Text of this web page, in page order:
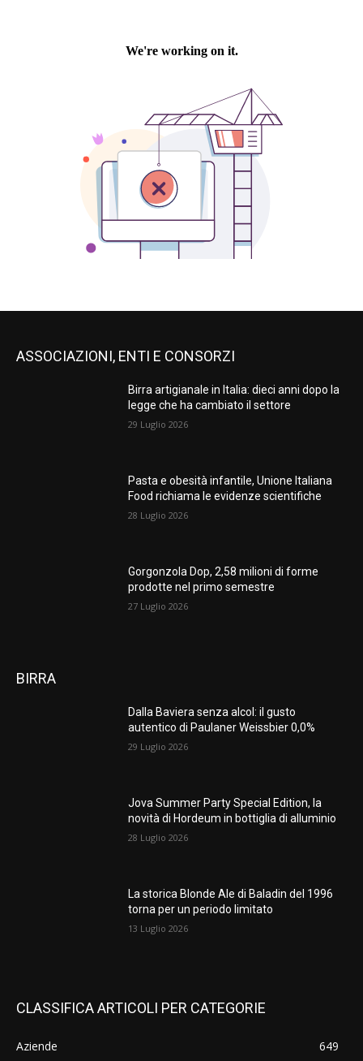
ASSOCIAZIONI, ENTI E CONSORZI
Birra artigianale in Italia: dieci anni dopo la
legge che ha cambiato il settore
29 Luglio 2026
Pasta e obesità infantile, Unione Italiana
Food richiama le evidenze scientifiche
28 Luglio 2026
Gorgonzola Dop, 2,58 milioni di forme
prodotte nel primo semestre
27 Luglio 2026
BIRRA
Dalla Baviera senza alcol: il gusto
autentico di Paulaner Weissbier 0,0%
29 Luglio 2026
Jova Summer Party Special Edition, la
novità di Hordeum in bottiglia di alluminio
28 Luglio 2026
La storica Blonde Ale di Baladin del 1996
torna per un periodo limitato
13 Luglio 2026
CLASSIFICA ARTICOLI PER CATEGORIE
Aziende
649